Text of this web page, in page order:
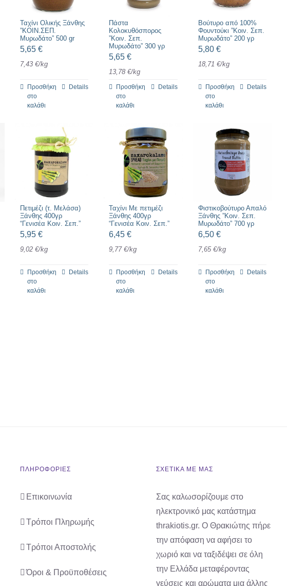
Ταχίνι Ολικής Ξάνθης
”ΚΟΙΝ.ΣΕΠ.
Μυρωδάτο” 500 gr
5,65 €
7,43 €/kg
Προσθήκη
στο
καλάθι
Details
Πάστα
Κολοκυθόσπορος
”Κοιν. Σεπ.
Μυρωδάτο” 300 γρ
5,65€
13,78€/kg
Προσθήκη
στο
καλάθι
Details
Βούτυρο από 100%
Φουντούκι ”Κοιν. Σεπ.
Μυρωδάτο” 200 γρ
5,80 €
18,71 €/kg
Προσθήκη
στο
καλάθι
Details
Πετιμέζι (τ. Μελάσα)
Ξάνθης 400γρ
“Γενισέα Κοιν. Σεπ.”
5,95 €
9,02 €/kg
Προσθήκη
στο
καλάθι
Details
Ταχίνι Με πετιμέζι
Ξάνθης 400γρ
“Γενισέα Κοιν. Σεπ.”
6,45€
9,77€/kg
Προσθήκη
στο
καλάθι
Details
Φιστικοβούτυρο Απαλό
Ξάνθης ”Κοιν. Σεπ.
Μυρωδάτο” 700 γρ
6,50 €
7,65 €/kg
Προσθήκη
στο
καλάθι
Details
ΠΛΗΡΟΦΟΡΙΕΣ
Επικοινωνία
Τρόποι Πληρωμής
Τρόποι Αποστολής
Όροι & Προϋποθέσεις
ΣΧΕΤΙΚΑ ΜΕ ΜΑΣ
Σας καλωσορίζουμε στο
ηλεκτρονικό μας κατάστημα
thrakiotis.gr. Ο Θρακιώτης πήρε
την απόφαση να αφήσει το
χωριό και να ταξιδέψει σε όλη
την Ελλάδα μεταφέροντας
γεύσεις και αρώματα μια άλλης